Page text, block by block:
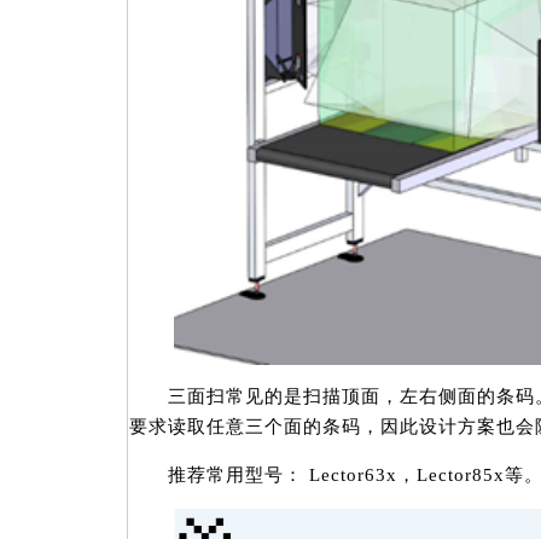
三面扫常见的是扫描顶面，左右侧面的条码
要求读取任意三个面的条码，因此设计方案也会
推荐常用型号： Lector63x，Lector85x等